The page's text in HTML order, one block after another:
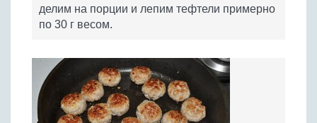
делим на порции и лепим тефтели примерно
по 30 г весом.